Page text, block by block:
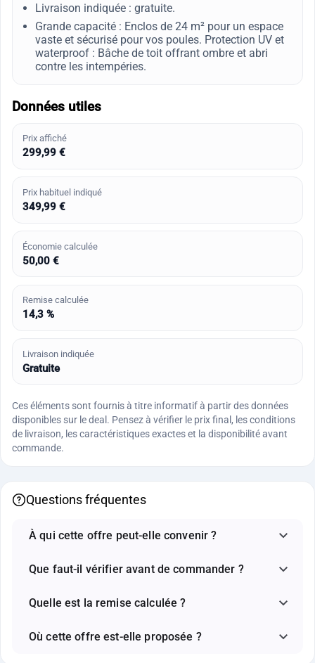
Livraison indiquée : gratuite.
Grande capacité : Enclos de 24 m² pour un espace
vaste et sécurisé pour vos poules. Protection UV et
waterproof : Bâche de toit offrant ombre et abri
contre les intempéries.
Données utiles
Prix affiché
299,99 €
Prix habituel indiqué
349,99 €
Économie calculée
50,00 €
Remise calculée
14,3 %
Livraison indiquée
Gratuite
Ces éléments sont fournis à titre informatif à partir des données
disponibles sur le deal. Pensez à vérifier le prix final, les conditions
de livraison, les caractéristiques exactes et la disponibilité avant
commande.
Questions fréquentes
À qui cette offre peut-elle convenir ?
Que faut-il vérifier avant de commander ?
Quelle est la remise calculée ?
Où cette offre est-elle proposée ?